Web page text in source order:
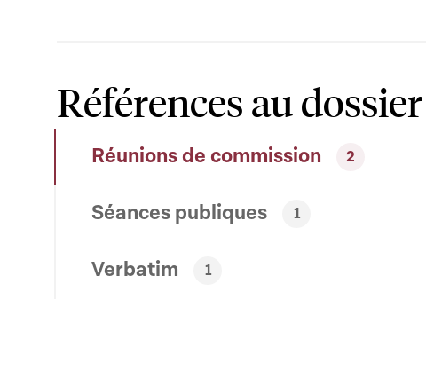
Références au dossier
Réunions de commission 2
Séances publiques 1
Verbatim 1